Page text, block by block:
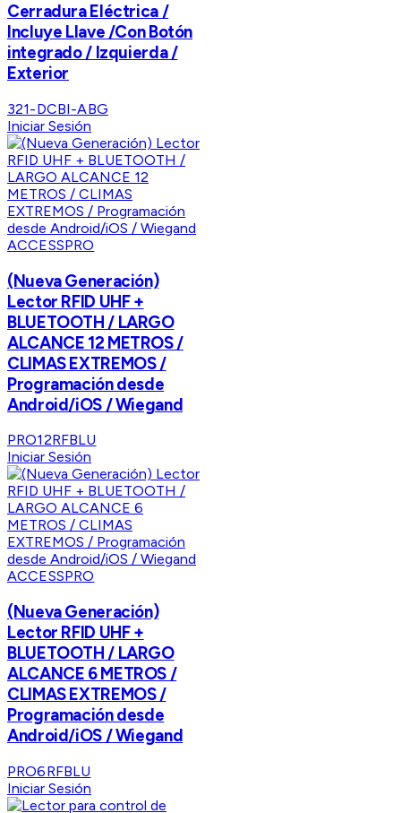
Cerradura Eléctrica /
Incluye Llave /Con Botón
integrado / Izquierda /
Exterior
321-DCBI-ABG
Iniciar Sesión
ACCESSPRO
(Nueva Generación)
Lector RFID UHF +
BLUETOOTH / LARGO
ALCANCE 12 METROS /
CLIMAS EXTREMOS /
Programación desde
Android/iOS / Wiegand
PRO12RFBLU
Iniciar Sesión
ACCESSPRO
(Nueva Generación)
Lector RFID UHF +
BLUETOOTH / LARGO
ALCANCE 6 METROS /
CLIMAS EXTREMOS /
Programación desde
Android/iOS / Wiegand
PRO6RFBLU
Iniciar Sesión